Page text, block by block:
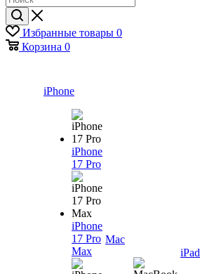
Избранные товары 0
Корзина 0
iPhone
iPhone
17 Pro
iPhone
17 Pro
Max
Mac
iPad